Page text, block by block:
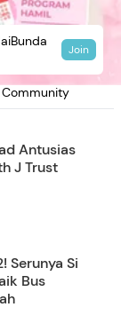
Community
Join
Antusias
J Trust
Serunya Si
Bus